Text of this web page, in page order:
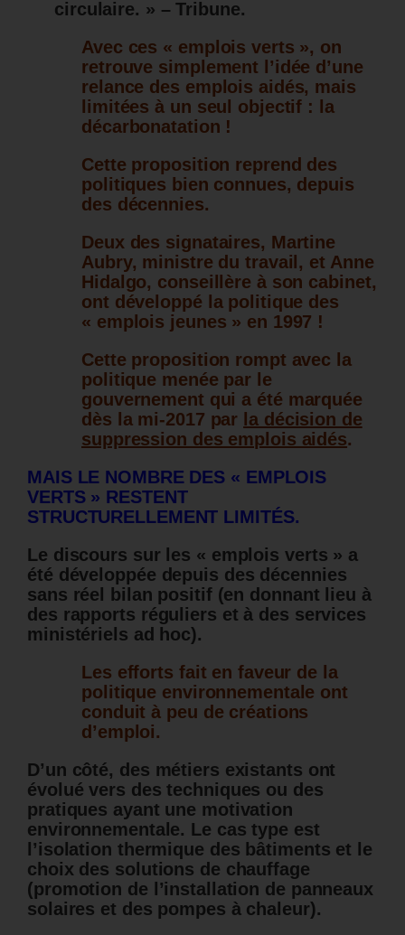
circulaire. » – Tribune.
Avec ces « emplois verts », on
retrouve simplement l’idée d’une
relance des emplois aidés, mais
limitées à un seul objectif : la
décarbonatation !
Cette proposition reprend des
politiques bien connues, depuis
des décennies.
Deux des signataires, Martine
Aubry, ministre du travail, et Anne
Hidalgo, conseillère à son cabinet,
ont développé la politique des
« emplois jeunes » en 1997 !
Cette proposition rompt avec la
politique menée par le
gouvernement qui a été marquée
dès la mi-2017 par la décision de
suppression des emplois aidés.
MAIS LE NOMBRE DES « EMPLOIS
VERTS » RESTENT
STRUCTURELLEMENT LIMITÉS.
Le discours sur les « emplois verts » a
été développée depuis des décennies
sans réel bilan positif (en donnant lieu à
des rapports réguliers et à des services
ministériels ad hoc).
Les efforts fait en faveur de la
politique environnementale ont
conduit à peu de créations
d’emploi.
D’un côté, des métiers existants ont
évolué vers des techniques ou des
pratiques ayant une motivation
environnementale. Le cas type est
l’isolation thermique des bâtiments et le
choix des solutions de chauffage
(promotion de l’installation de panneaux
solaires et des pompes à chaleur).